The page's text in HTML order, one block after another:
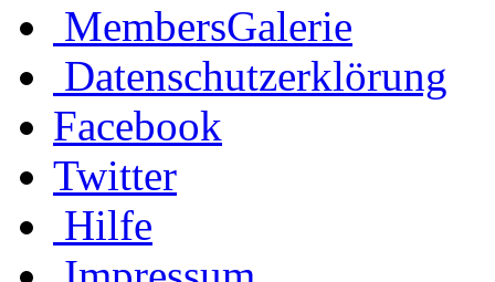
MembersGalerie
Datenschutzerklörung
Facebook
Twitter
Hilfe